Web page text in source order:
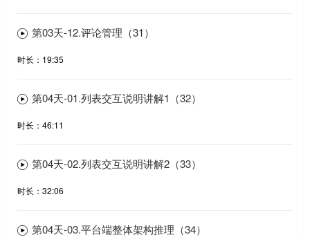
第03天-12.评论管理（31）
时长：19:35
第04天-01.列表交互说明讲解1（32）
时长：46:11
第04天-02.列表交互说明讲解2（33）
时长：32:06
第04天-03.平台端整体架构推理（34）